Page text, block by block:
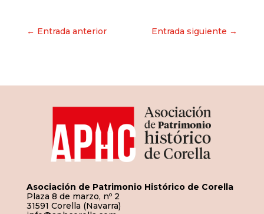
Navegación
← Entrada anterior Entrada siguiente →
Asociación de Patrimonio Histórico de Corella
Plaza 8 de marzo, nº 2
31591 Corella (Navarra)